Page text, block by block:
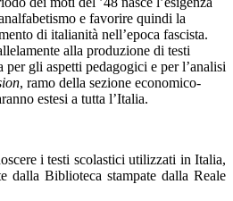
e favorire quindi la
di italianità nell’epoca fascista.
alla produzione di testi
gli aspetti pedagogici e per l’analisi
, ramo della sezione economico-
estesi a tutta l’Italia.
i testi scolastici utilizzati in Italia,
dalla Biblioteca stampate dalla Reale